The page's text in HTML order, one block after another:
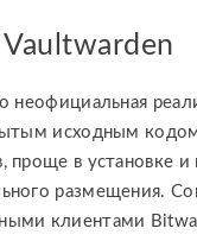
неофициальная
исходным
проще в установке и
размещения.
клиентами